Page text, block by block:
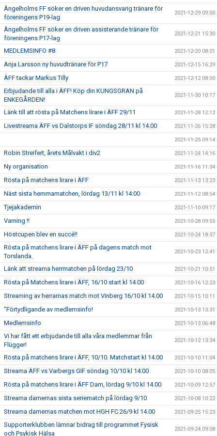
Ängelholms FF söker en driven huvudansvarig tränare för
föreningens P19-lag
2021-12-29 09:00
Ängelholms FF söker en driven assisterande tränare för
föreningens P17-lag
2021-12-21 15:30
MEDLEMSINFO #8 2021-12-20 08:01
Anja Larsson ny huvudtränare för P17 2021-12-15 16:29
ÄFF tackar Markus Tilly 2021-12-12 08:00
Erbjudande till alla i ÄFF! Köp din KUNGSGRAN på
ENKEGÅRDEN!
2021-11-30 10:17
Länk till att rösta på Matchens lirare i ÄFF 29/11 2021-11-28 12:12
Livestreama ÄFF vs Dalstorps IF söndag 28/11 kl 14.00 2021-11-26 15:28
2021-11-25 09:14
Robin Streifert, årets Målvakt i div2 2021-11-24 14:16
Ny organisation 2021-11-16 11:34
Rösta på matchens lirare i ÄFF 2021-11-13 13:23
Näst sista hemmamatchen, lördag 13/11 kl 14:00 2021-11-12 08:54
Tjejakademin 2021-11-10 09:17
Varning !! 2021-10-28 09:55
Höstcupen blev en succé!! 2021-10-24 18:37
Rösta på matchens lirare i ÄFF på dagens match mot
Torslanda.
2021-10-23 12:41
Länk att streama herrmatchen på lördag 23/10 2021-10-21 10:51
Rösta på Matchens lirare i ÄFF, 16/10 start kl 14.00 2021-10-16 12:23
Streaming av herrarnas match mot Vinberg 16/10 kl 14.00 2021-10-15 10:11
”Förtydligande av medlemsinfo! 2021-10-13 13:31
Medlemsinfo 2021-10-13 06:48
Vi har fått ett erbjudande till alla våra medlemmar från
Flügger!
2021-10-12 13:34
Rösta på matchens lirare i ÄFF, 10/10. Matchstart kl 14.00 2021-10-10 11:04
Streama ÄFF vs Varbergs GIF söndag 10/10 kl 14:00 2021-10-10 08:05
Rösta på matchens lirare i ÄFF Dam, lördag 9/10 kl 14.00 2021-10-09 12:57
Streama damernas sista seriematch på lördag 9/10 2021-10-08 10:22
Streama damernas matchen mot HGH FC 26/9 kl 14.00 2021-09-25 15:23
Supporterklubben lämnar bidrag till programmet Fysisk
och Psykisk Hälsa
2021-09-24 09:08